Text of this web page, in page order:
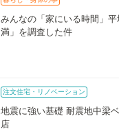
みんなの「家にいる時間」
満」を調査した件
注文住宅・リノベーション
地震に強い基礎 耐震地中梁
店